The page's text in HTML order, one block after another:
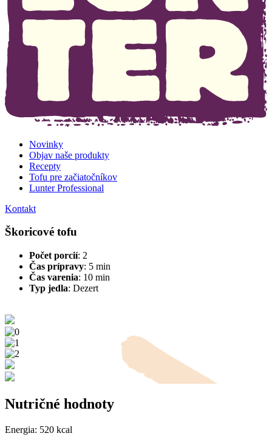
Novinky
Objav naše produkty
Recepty
Tofu pre začiatočníkov
Lunter Professional
Kontakt
Škoricové tofu
Počet porcií: 2
Čas prípravy: 5 min
Čas varenia: 10 min
Typ jedla: Dezert
Nutričné hodnoty
Energia: 520 kcal